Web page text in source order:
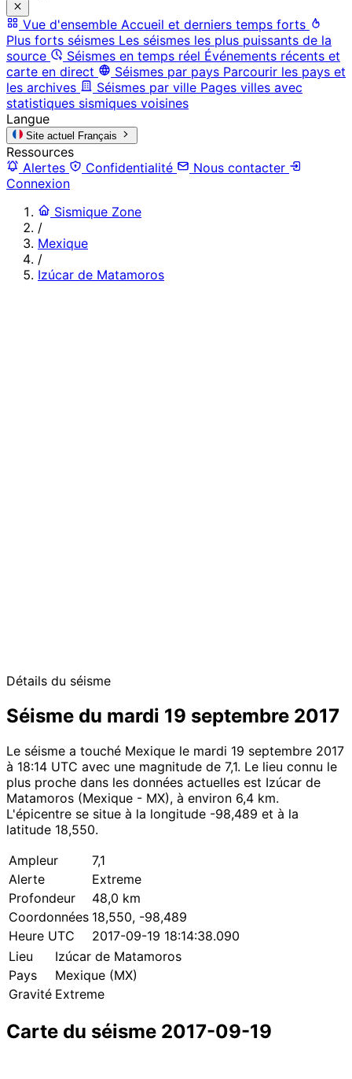
Vue d'ensemble Accueil et derniers temps forts
Plus forts séismes Les séismes les plus puissants de la
source
Séismes en temps réel Événements récents et
carte en direct
Séismes par pays Parcourir les pays et
les archives
Séismes par ville Pages villes avec
statistiques sismiques voisines
Langue
Site actuel Français
Ressources
Alertes
Confidentialité
Nous contacter
Connexion
Sismique Zone
/
Mexique
/
Izúcar de Matamoros
Détails du séisme
Séisme du mardi 19 septembre 2017
Le séisme a touché Mexique le mardi 19 septembre 2017
à 18:14 UTC avec une magnitude de 7,1. Le lieu connu le
plus proche dans les données actuelles est Izúcar de
Matamoros (Mexique - MX), à environ 6,4 km.
L'épicentre se situe à la longitude -98,489 et à la
latitude 18,550.
Ampleur
7,1
Alerte
Extreme
Profondeur
48,0 km
Coordonnées 18,550, -98,489
Heure UTC
2017-09-19 18:14:38.090
Lieu
Izúcar de Matamoros
Pays
Mexique (MX)
Gravité Extreme
Carte du séisme 2017-09-19